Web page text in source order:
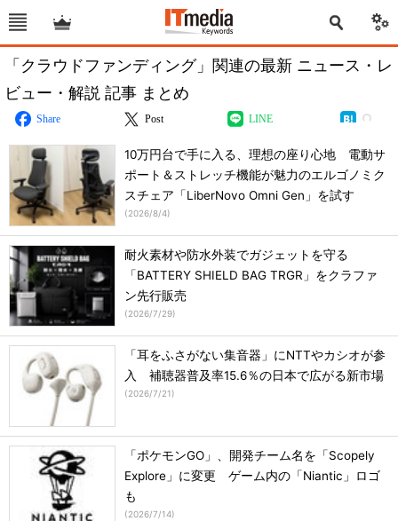
「クラウドファンディング」関連の最新 ニュース・レ
ビュー・解説 記事 まとめ
Share Post LINE
10万円台で手に入る、理想の座り心地 電動サ
ポート＆ストレッチ機能が魅力のエルゴノミク
スチェア「LiberNovo Omni Gen」を試す
(2026/8/4)
耐火素材や防水外装でガジェットを守る
「BATTERY SHIELD BAG TRGR」をクラファ
ン先行販売
(2026/7/29)
「耳をふさがない集音器」にNTTやカシオが参
入 補聴器普及率15.6％の日本で広がる新市場
(2026/7/21)
「ポケモンGO」、開発チーム名を「Scopely
Explore」に変更 ゲーム内の「Niantic」ロゴ
も
(2026/7/14)